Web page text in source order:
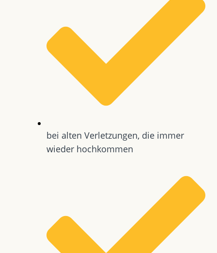
bei alten Verletzungen, die immer
wieder hochkommen